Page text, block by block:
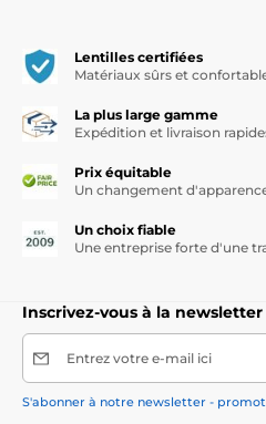
Lentilles certifiées
Matériaux sûrs et
La plus large gamme
Expédition et livraison
Prix équitable
Un changement
Un choix fiable
Une entreprise forte d'une
Inscrivez-vous à la newsletter
Entrez votre e-mail ici
S'abonner à notre newsletter -